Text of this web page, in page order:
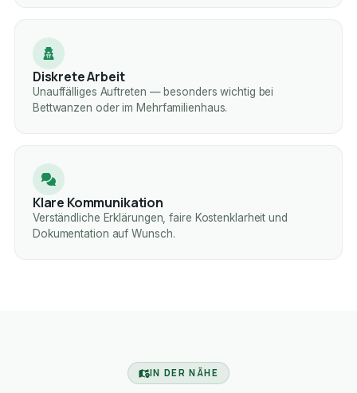
Diskrete Arbeit
Unauffälliges Auftreten — besonders wichtig bei
Bettwanzen oder im Mehrfamilienhaus.
Klare Kommunikation
Verständliche Erklärungen, faire Kostenklarheit und
Dokumentation auf Wunsch.
IN DER NÄHE